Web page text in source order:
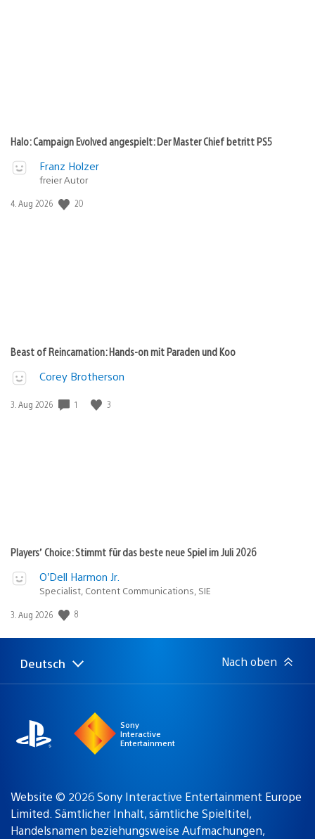
Halo: Campaign Evolved angespielt: Der Master Chief betritt PS5
Franz Holzer
freier Autor
Veröffentlichungsdatum:
4. Aug 2026 20
Beast of Reincarnation: Hands-on mit Paraden und Koo
Corey Brotherson
Veröffentlichungsdatum:
3. Aug 2026 1 3
Players’ Choice: Stimmt für das beste neue Spiel im Juli 2026
O’Dell Harmon Jr.
Specialist, Content Communications, SIE
Veröffentlichungsdatum:
3. Aug 2026 8
Select
a
Aktuelle
Region:
Deutsch Nach oben
Sony
Interactive
Entertainment
Website © 2026 Sony Interactive Entertainment Europe
Limited. Sämtlicher Inhalt, sämtliche Spieltitel,
Handelsnamen beziehungsweise Aufmachungen,